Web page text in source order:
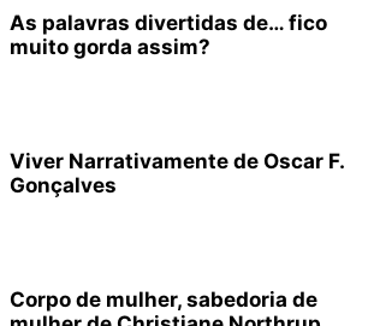
As palavras divertidas de… fico
muito gorda assim?
Viver Narrativamente de Oscar F.
Gonçalves
Corpo de mulher, sabedoria de